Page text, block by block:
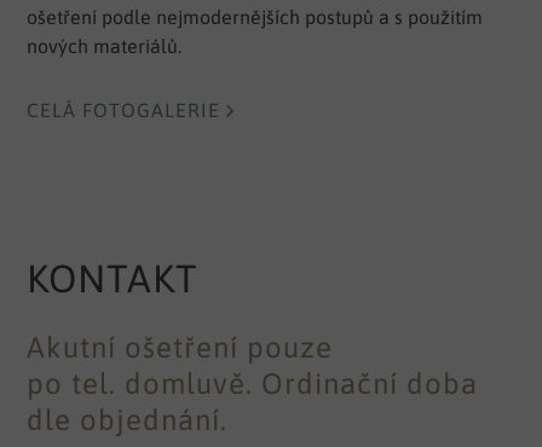
ošetření podle nejmodernějších postupů a s použitím
nových materiálů.
CELÁ FOTOGALERIE
KONTAKT
Akutní ošetření pouze
po tel. domluvě. Ordinační doba
dle objednání.